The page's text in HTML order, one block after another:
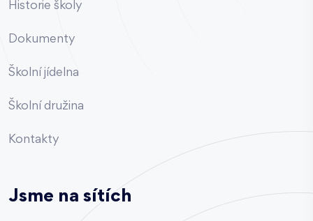
Historie školy
Dokumenty
Školní jídelna
Školní družina
Kontakty
Jsme na sítích